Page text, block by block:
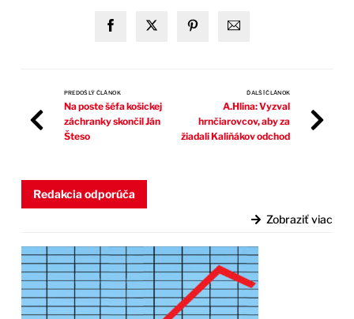
PREDOŠLÝ ČLÁNOK
Na poste šéfa košickej
záchranky skončil Ján
Šteso
ĎALŠÍ ČLÁNOK
A.Hlina: Vyzval
hrnčiarovcov, aby za
žiadali Kaliňákov odchod
Redakcia odporúča
Zobraziť viac